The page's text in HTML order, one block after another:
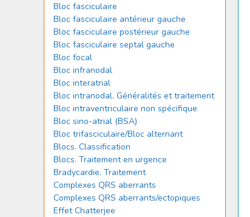
Bloc fasciculaire
Bloc fasciculaire antérieur gauche
Bloc fasciculaire postérieur gauche
Bloc fasciculaire septal gauche
Bloc focal
Bloc infranodal
Bloc interatrial
Bloc intranodal. Généralités et traitement
Bloc intraventriculaire non spécifique
Bloc sino-atrial (BSA)
Bloc trifasciculaire/Bloc alternant
Blocs. Classification
Blocs. Traitement en urgence
Bradycardie. Traitement
Complexes QRS aberrants
Complexes QRS aberrants/ectopiques
Effet Chatterjee